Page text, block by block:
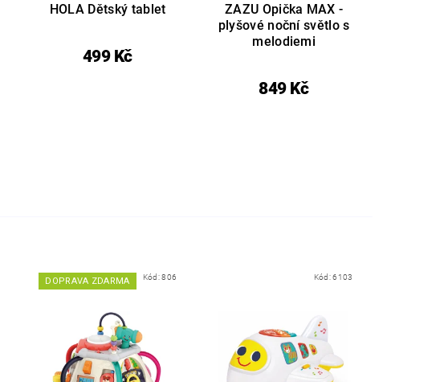
HOLA Dětský tablet
499 Kč
ZAZU Opička MAX -
plyšové noční světlo s
melodiemi
849 Kč
DOPRAVA ZDARMA Kód:806 Kód:6103